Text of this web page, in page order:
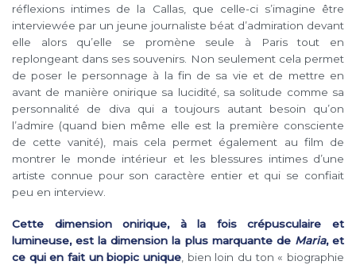
réflexions intimes de la Callas, que celle-ci s’imagine être
interviewée par un jeune journaliste béat d’admiration devant
elle alors qu’elle se promène seule à Paris tout en
replongeant dans ses souvenirs. Non seulement cela permet
de poser le personnage à la fin de sa vie et de mettre en
avant de manière onirique sa lucidité, sa solitude comme sa
personnalité de diva qui a toujours autant besoin qu’on
l’admire (quand bien même elle est la première consciente
de cette vanité), mais cela permet également au film de
montrer le monde intérieur et les blessures intimes d’une
artiste connue pour son caractère entier et qui se confiait
peu en interview.
Cette dimension onirique, à la fois crépusculaire et
lumineuse, est la dimension la plus marquante de Maria, et
ce qui en fait un biopic unique, bien loin du ton « biographie